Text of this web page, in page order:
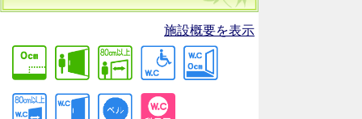
施設概要を表示